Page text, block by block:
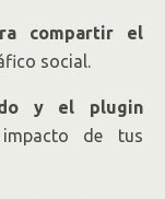
compartir el
social.
y el plugin
de tus